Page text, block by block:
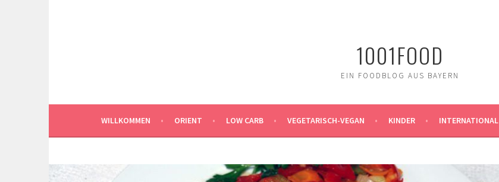
1001FOOD
EIN FOODBLOG AUS BAYERN
WILLKOMMEN ORIENT LOW CARB VEGETARISCH-VEGAN KINDER INTERNATIONAL